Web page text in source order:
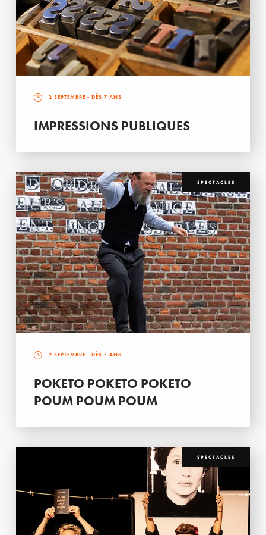
2 SEPTEMBRE - DÈS 7 ANS
IMPRESSIONS PUBLIQUES
SPECTACLES
2 SEPTEMBRE - DÈS 7 ANS
POKETO POKETO POKETO
POUM POUM POUM
SPECTACLES